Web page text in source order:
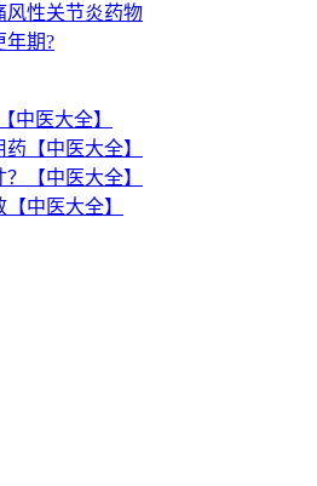
风性关节炎药物
年期?
中医大全】
【中医大全】
【中医大全】
中医大全】